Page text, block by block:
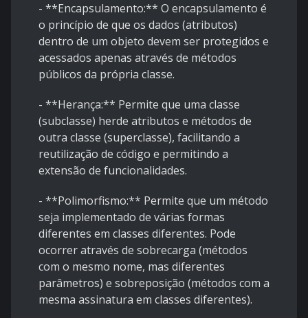
- **Encapsulamento:** O encapsulamento é
o princípio de que os dados (atributos)
dentro de um objeto devem ser protegidos e
acessados apenas através de métodos
públicos da própria classe.
- **Herança:** Permite que uma classe
(subclasse) herde atributos e métodos de
outra classe (superclasse), facilitando a
reutilização de código e permitindo a
extensão de funcionalidades.
- **Polimorfismo:** Permite que um método
seja implementado de várias formas
diferentes em classes diferentes. Pode
ocorrer através de sobrecarga (métodos
com o mesmo nome, mas diferentes
parâmetros) e sobreposição (métodos com a
mesma assinatura em classes diferentes).